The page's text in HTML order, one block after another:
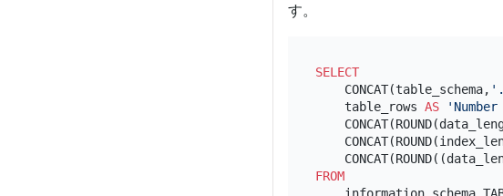
す。
SELECT
    CONCAT(table_schema,
    table_rows
AS
FROM